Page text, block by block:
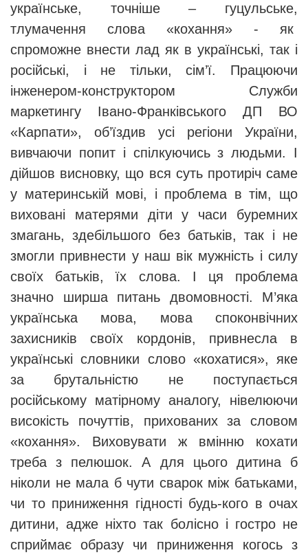
українське, точніше – гуцульське,
тлумачення слова «кохання» - як
спроможне внести лад як в українські, так і
російські, і не тільки, сім’ї. Працюючи
інженером-конструктором Служби
маркетингу Івано-Франківського ДП ВО
«Карпати», об’їздив усі регіони України,
вивчаючи попит і спілкуючись з людьми. І
дійшов висновку, що вся суть протиріч саме
у материнській мові, і проблема в тім, що
виховані матерями діти у часи буремних
змагань, здебільшого без батьків, так і не
змогли привнести у наш вік мужність і силу
своїх батьків, їх слова. І ця проблема
значно ширша питань двомовності. М’яка
українська мова, мова споконвічних
захисників своїх кордонів, привнесла в
українські словники слово «кохатися», яке
за брутальністю не поступається
російському матірному аналогу, нівелюючи
високість почуттів, прихованих за словом
«кохання». Виховувати ж вмінню кохати
треба з пелюшок. А для цього дитина б
ніколи не мала б чути сварок між батьками,
чи то приниження гідності будь-кого в очах
дитини, адже ніхто так болісно і гостро не
сприймає образу чи приниження когось з